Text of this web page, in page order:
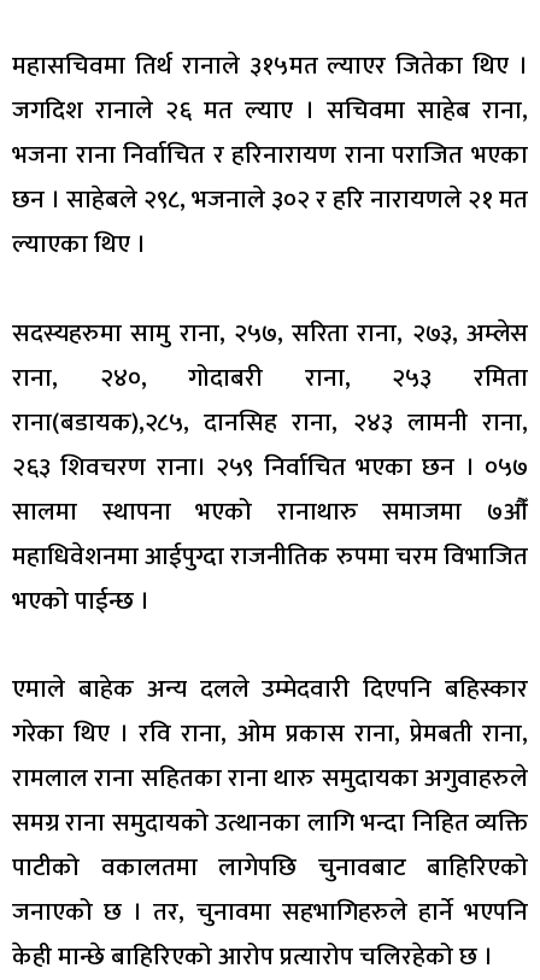
महासचिवमा तिर्थ रानाले ३१५मत ल्याएर जितेका थिए ।
जगदिश रानाले २६ मत ल्याए । सचिवमा साहेब राना,
भजना राना निर्वाचित र हरिनारायण राना पराजित भएका
छन । साहेबले २९८, भजनाले ३०२ र हरि नारायणले २१ मत
ल्याएका थिए ।
सदस्यहरुमा सामु राना, २५७, सरिता राना, २७३, अम्लेस
राना, २४०, गोदाबरी राना, २५३ रमिता
राना(बडायक),२८५, दानसिह राना, २४३ लामनी राना,
२६३ शिवचरण राना। २५९ निर्वाचित भएका छन । ०५७
सालमा स्थापना भएको रानाथारु समाजमा ७औँ
महाधिवेशनमा आईपुग्दा राजनीतिक रुपमा चरम विभाजित
भएको पाईन्छ ।
एमाले बाहेक अन्य दलले उम्मेदवारी दिएपनि बहिस्कार
गरेका थिए । रवि राना, ओम प्रकास राना, प्रेमबती राना,
रामलाल राना सहितका राना थारु समुदायका अगुवाहरुले
समग्र राना समुदायको उत्थानका लागि भन्दा निहित व्यक्ति
पाटीको वकालतमा लागेपछि चुनावबाट बाहिरिएको
जनाएको छ । तर, चुनावमा सहभागिहरुले हार्ने भएपनि
केही मान्छे बाहिरिएको आरोप प्रत्यारोप चलिरहेको छ ।